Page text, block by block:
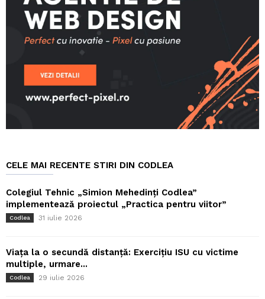
CELE MAI RECENTE STIRI DIN CODLEA
Colegiul Tehnic „Simion Mehedinți Codlea”
implementează proiectul „Practica pentru viitor”
Codlea 31 iulie 2026
Viața la o secundă distanță: Exercițiu ISU cu victime
multiple, urmare...
Codlea 29 iulie 2026